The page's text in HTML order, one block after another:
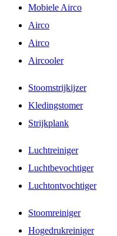
Mobiele Airco
Airco
Airco
Aircooler
Stoomstrijkijzer
Kledingstomer
Strijkplank
Luchtreiniger
Luchtbevochtiger
Luchtontvochtiger
Stoomreiniger
Hogedrukreiniger